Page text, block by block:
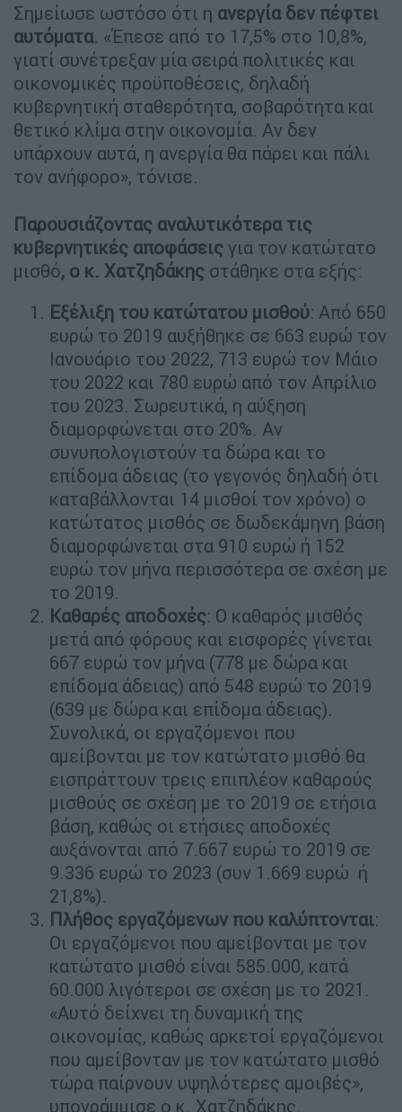
Σημείωσε ωστόσο ότι η ανεργία δεν πέφτει
αυτόματα. «Έπεσε από το 17,5% στο 10,8%,
γιατί συνέτρεξαν μία σειρά πολιτικές και
οικονομικές προϋποθέσεις, δηλαδή
κυβερνητική σταθερότητα, σοβαρότητα και
θετικό κλίμα στην οικονομία. Αν δεν
υπάρχουν αυτά, η ανεργία θα πάρει και πάλι
τον ανήφορο», τόνισε.
Παρουσιάζοντας αναλυτικότερα τις
κυβερνητικές αποφάσεις για τον κατώτατο
μισθό, ο κ. Χατζηδάκης στάθηκε στα εξής:
Εξέλιξη του κατώτατου μισθού: Από 650
ευρώ το 2019 αυξήθηκε σε 663 ευρώ τον
Ιανουάριο του 2022, 713 ευρώ τον Μάιο
του 2022 και 780 ευρώ από τον Απρίλιο
του 2023. Σωρευτικά, η αύξηση
διαμορφώνεται στο 20%. Αν
συνυπολογιστούν τα δώρα και το
επίδομα άδειας (το γεγονός δηλαδή ότι
καταβάλλονται 14 μισθοί τον χρόνο) ο
κατώτατος μισθός σε δωδεκάμηνη βάση
διαμορφώνεται στα 910 ευρώ ή 152
ευρώ τον μήνα περισσότερα σε σχέση με
το 2019.
Καθαρές αποδοχές: Ο καθαρός μισθός
μετά από φόρους και εισφορές γίνεται
667 ευρώ τον μήνα (778 με δώρα και
επίδομα άδειας) από 548 ευρώ το 2019
(639 με δώρα και επίδομα άδειας).
Συνολικά, οι εργαζόμενοι που
αμείβονται με τον κατώτατο μισθό θα
εισπράττουν τρεις επιπλέον καθαρούς
μισθούς σε σχέση με το 2019 σε ετήσια
βάση, καθώς οι ετήσιες αποδοχές
αυξάνονται από 7.667 ευρώ το 2019 σε
9.336 ευρώ το 2023 (συν 1.669 ευρώ ή
21,8%).
Πλήθος εργαζόμενων που καλύπτονται:
Οι εργαζόμενοι που αμείβονται με τον
κατώτατο μισθό είναι 585.000, κατά
60.000 λιγότεροι σε σχέση με το 2021.
«Αυτό δείχνει τη δυναμική της
οικονομίας, καθώς αρκετοί εργαζόμενοι
που αμείβονταν με τον κατώτατο μισθό
τώρα παίρνουν υψηλότερες αμοιβές»,
υπογράμμισε ο κ. Χατζηδάκης.